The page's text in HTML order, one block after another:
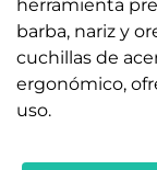
herramienta
barba, nariz y
cuchillas de
ergonómico,
uso.